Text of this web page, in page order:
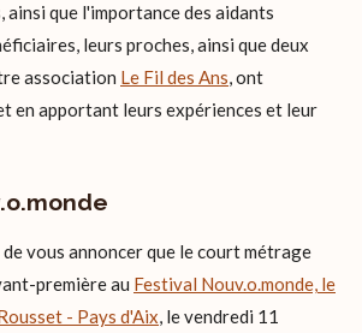
ainsi que l'importance des aidants
leurs proches, ainsi que deux
association Le Fil des Ans, ont
en apportant leurs expériences et leur
vous annoncer que le court métrage
première au Festival Nouv.o.monde, le
- Pays d'Aix , le vendredi 11